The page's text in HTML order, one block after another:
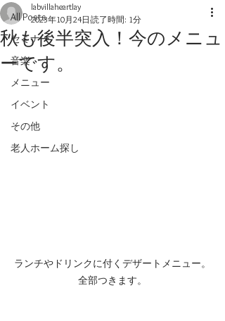
All Posts
セミナー
音楽
メニュー
イベント
その他
老人ホーム探し
秋も後半突入！今のメニュ
ーです。
labvillaheartlay
2023年10月24日 読了時間: 1分
ランチやドリンクに付くデザートメニュー。
全部つきます。